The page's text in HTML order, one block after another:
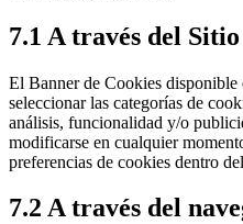
7.1 A través del Sitio
El Banner de Cookies
seleccionar las categorías de
análisis, funcionalidad y/o
modificarse en cualquier
preferencias de cookies dentro
7.2 A través del